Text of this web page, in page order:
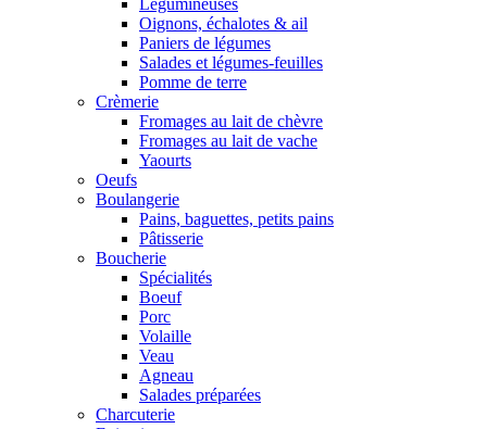
Légumineuses
Oignons, échalotes & ail
Paniers de légumes
Salades et légumes-feuilles
Pomme de terre
Crèmerie
Fromages au lait de chèvre
Fromages au lait de vache
Yaourts
Oeufs
Boulangerie
Pains, baguettes, petits pains
Pâtisserie
Boucherie
Spécialités
Boeuf
Porc
Volaille
Veau
Agneau
Salades préparées
Charcuterie